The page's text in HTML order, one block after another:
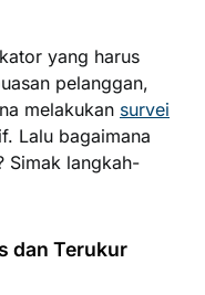
yang harus
pelanggan,
melakukan survei
Lalu bagaimana
Simak langkah-
dan Terukur